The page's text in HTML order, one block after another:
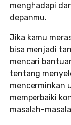
menghadapi
depanmu.
Jika kamu
bisa menjadi
mencari
tentang
mencerminkan
memperbaiki
masalah-